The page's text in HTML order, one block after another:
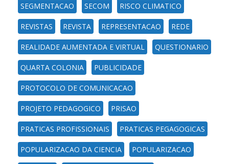
SEGMENTACAO SECOM RISCO CLIMATICO
REVISTAS REVISTA REPRESENTACAO REDE
REALIDADE AUMENTADA E VIRTUAL QUESTIONARIO
QUARTA COLONIA PUBLICIDADE
PROTOCOLO DE COMUNICACAO
PROJETO PEDAGOGICO PRISAO
PRATICAS PROFISSIONAIS PRATICAS PEGAGOGICAS
POPULARIZACAO DA CIENCIA POPULARIZACAO